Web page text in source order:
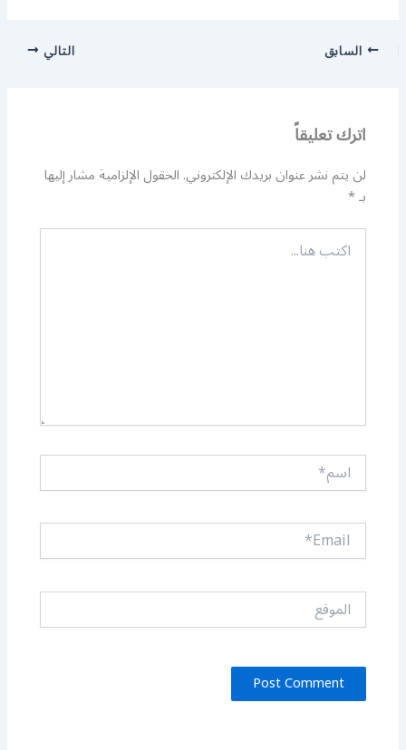
السابق التالي
اترك تعليقاً
لن يتم نشر عنوان بريدك الإلكتروني.الحقول الإلزامية مشار إليها
بـ*
اكتب
هنا...
اسم*
Email*
الموقع